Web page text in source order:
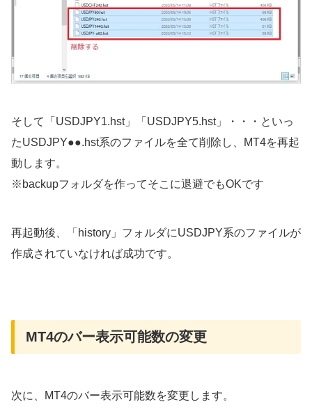
そして「USDJPY1.hst」「USDJPY5.hst」・・・といっ
たUSDJPY●●.hst系のファイルを全て削除し、MT4を再起
動します。
※backupフォルダを作ってそこに退避でもOKです
再起動後、「history」フォルダにUSDJPY系のファイルが
作成されていなければ成功です。
MT4のバー表示可能数の変更
次に、MT4のバー表示可能数を変更します。